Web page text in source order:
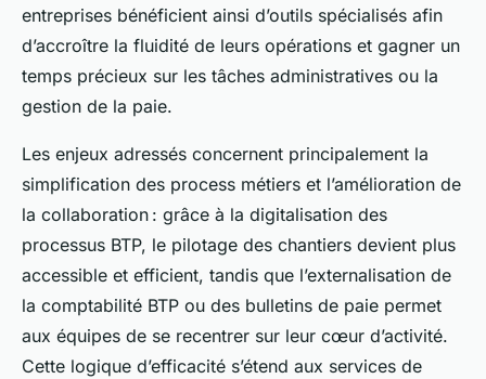
entreprises bénéficient ainsi d’outils spécialisés afin
d’accroître la fluidité de leurs opérations et gagner un
temps précieux sur les tâches administratives ou la
gestion de la paie.
Les enjeux adressés concernent principalement la
simplification des process métiers et l’amélioration de
la collaboration : grâce à la digitalisation des
processus BTP, le pilotage des chantiers devient plus
accessible et efficient, tandis que l’externalisation de
la comptabilité BTP ou des bulletins de paie permet
aux équipes de se recentrer sur leur cœur d’activité.
Cette logique d’efficacité s’étend aux services de